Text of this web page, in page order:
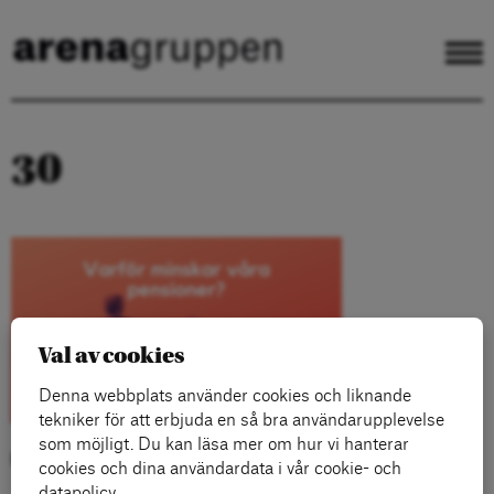
30
Kategorier:
Val av cookies
Denna webbplats använder cookies och liknande
tekniker för att erbjuda en så bra användarupplevelse
som möjligt. Du kan läsa mer om hur vi hanterar
cookies och dina användardata i vår cookie- och